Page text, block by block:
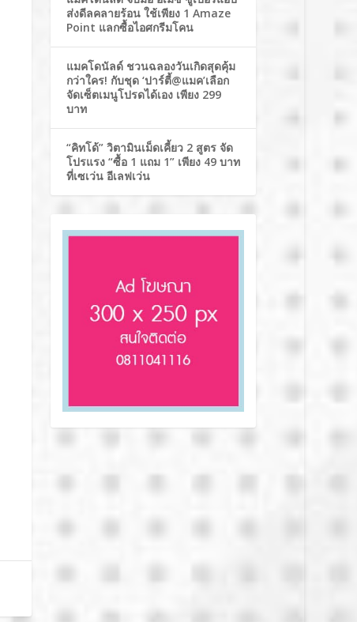
ส่งดีลคลายร้อน ใช้เพียง 1 Amaze
Point แลกซื้อไอศกรีมโคน
แมคโดนัลด์ ชวนฉลองวันเกิดสุดคุ้ม
กว่าใคร! กับชุด ‘ปาร์ตี้@แมค’เลือก
จัดเซ็ตเมนูโปรดได้เอง เพียง 299
บาท
“คิทโด้” วิตามินเม็ดเคี้ยว 2 สูตร จัด
โปรแรง “ซื้อ 1 แถม 1” เพียง 49 บาท
ที่เซเว่น อีเลฟเว่น